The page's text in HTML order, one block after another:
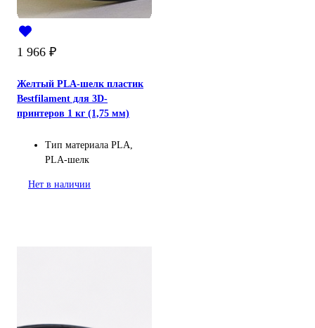
1 966 ₽
Желтый PLA-шелк пластик
Bestfilament для 3D-
принтеров 1 кг (1,75 мм)
Тип материала PLA,
PLA-шелк
Нет в наличии